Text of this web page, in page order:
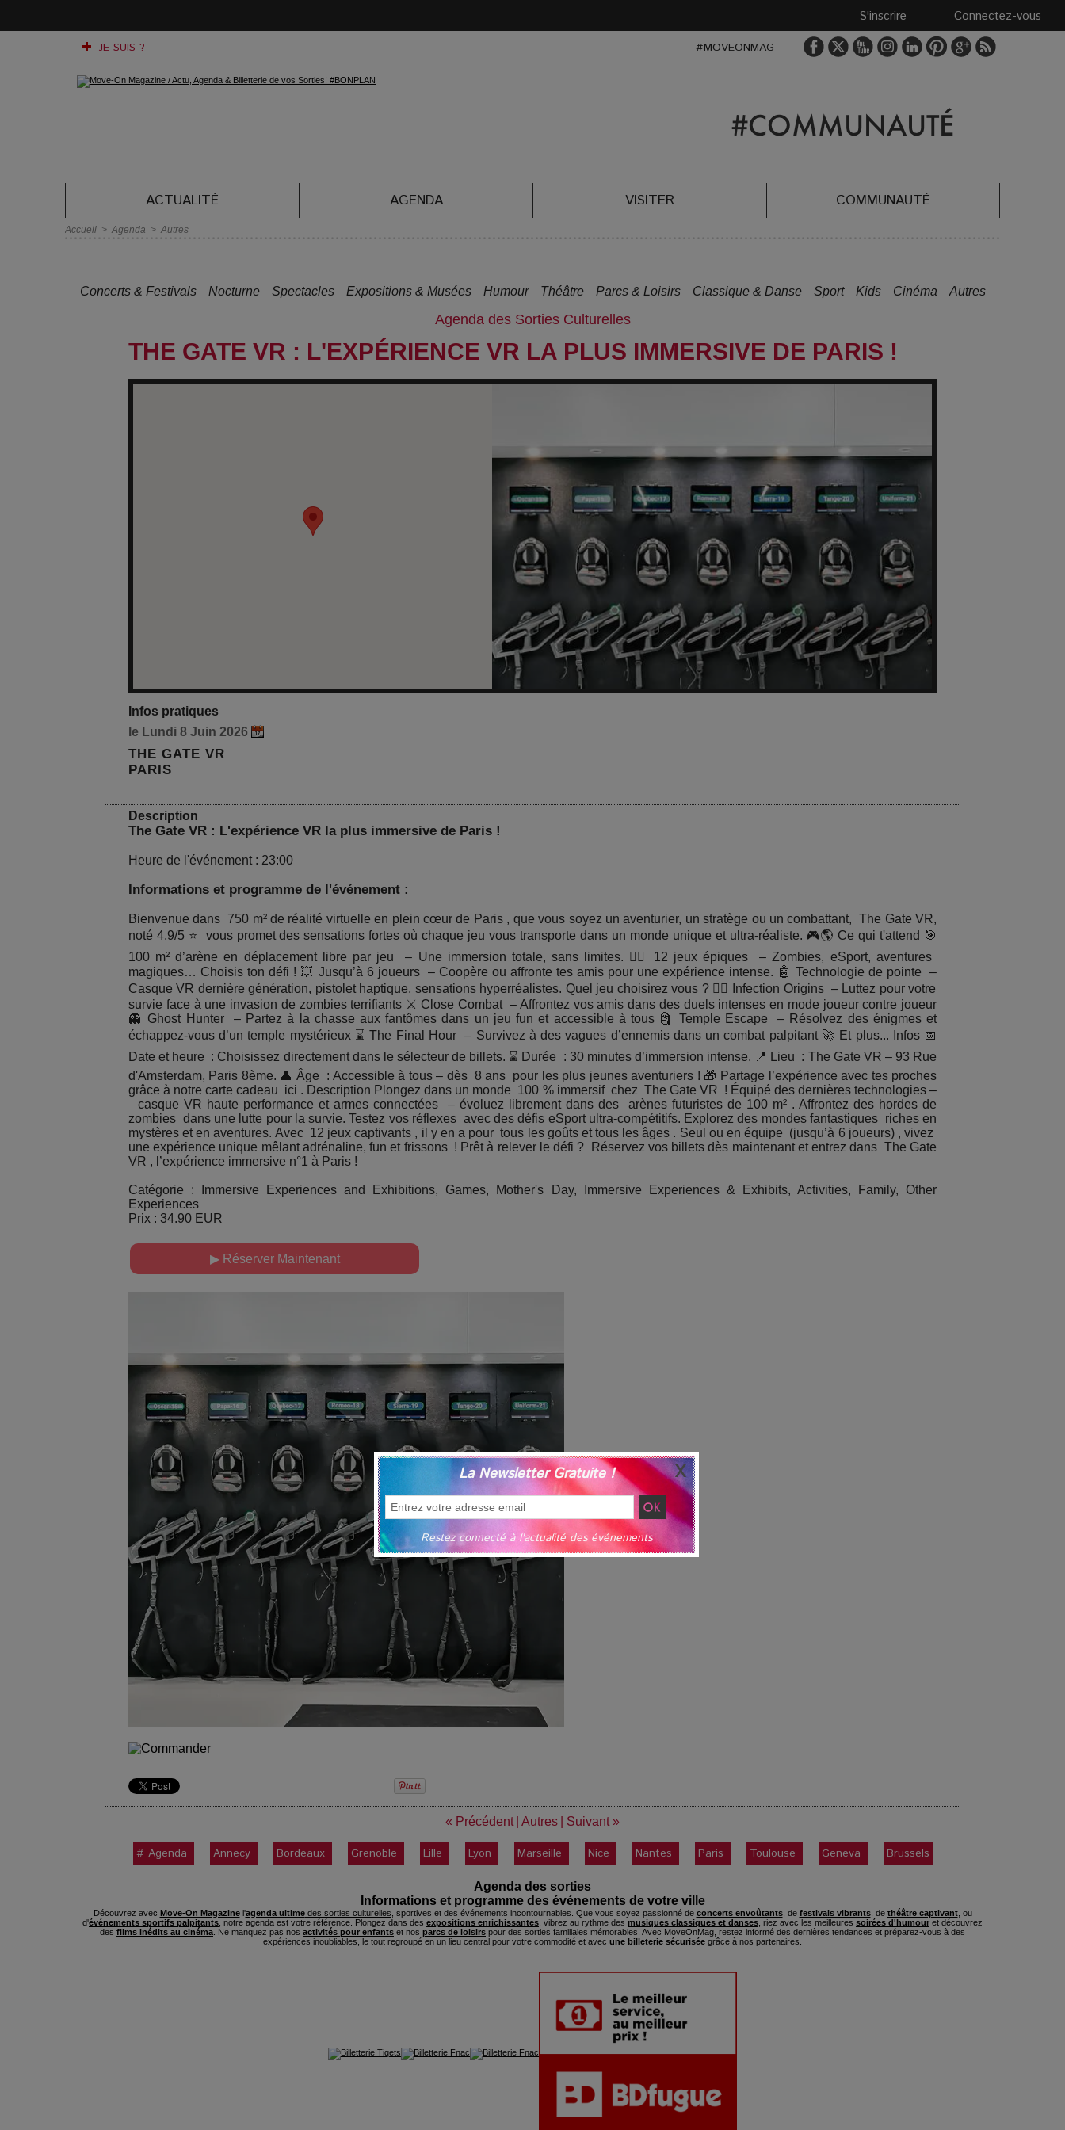
Connectez-vous
S'inscrire
JE SUIS ? #MOVEONMAG
ACTUALITÉ AGENDA VISITER COMMUNAUTÉ
Accueil > Agenda > Autres
Concerts & Festivals Nocturne Spectacles Expositions & Musées Humour Théâtre Parcs & Loisirs Classique & Danse Sport Kids Cinéma Autres
Agenda des Sorties Culturelles
THE GATE VR : L'EXPÉRIENCE VR LA PLUS IMMERSIVE DE PARIS !
Infos pratiques
le Lundi 8 Juin 2026
THE GATE VR
PARIS
Description
The Gate VR : L'expérience VR la plus immersive de Paris !
Heure de l'événement : 23:00
Informations et programme de l'événement :
Bienvenue dans 750 m² de réalité virtuelle en plein cœur de Paris , que vous soyez un aventurier, un stratège ou un combattant, The Gate VR,
noté 4.9/5 ⭐ vous promet des sensations fortes où chaque jeu vous transporte dans un monde unique et ultra-réaliste. 🎮🌎 Ce qui t'attend 🎯
100 m² d’arène en déplacement libre par jeu – Une immersion totale, sans limites. 🧙‍♂️ 12 jeux épiques – Zombies, eSport, aventures
magiques… Choisis ton défi ! 💥 Jusqu’à 6 joueurs – Coopère ou affronte tes amis pour une expérience intense. 🤖 Technologie de pointe –
Casque VR dernière génération, pistolet haptique, sensations hyperréalistes. Quel jeu choisirez vous ? 🧟‍♂️ Infection Origins – Luttez pour votre
survie face à une invasion de zombies terrifiants ⚔ Close Combat – Affrontez vos amis dans des duels intenses en mode joueur contre joueur
👻 Ghost Hunter – Partez à la chasse aux fantômes dans un jeu fun et accessible à tous 🗿 Temple Escape – Résolvez des énigmes et
échappez-vous d’un temple mystérieux ⌛ The Final Hour – Survivez à des vagues d’ennemis dans un combat palpitant 🚀 Et plus... Infos 📅
Date et heure : Choisissez directement dans le sélecteur de billets. ⌛ Durée : 30 minutes d’immersion intense. 📍 Lieu : The Gate VR – 93 Rue
d'Amsterdam, Paris 8ème. 👤 Âge : Accessible à tous – dès 8 ans pour les plus jeunes aventuriers ! 🎁 Partage l’expérience avec tes proches
grâce à notre carte cadeau ici . Description Plongez dans un monde 100 % immersif chez The Gate VR ! Équipé des dernières technologies –
casque VR haute performance et armes connectées – évoluez librement dans des arènes futuristes de 100 m² . Affrontez des hordes de
zombies dans une lutte pour la survie. Testez vos réflexes avec des défis eSport ultra-compétitifs. Explorez des mondes fantastiques riches en
mystères et en aventures. Avec 12 jeux captivants , il y en a pour tous les goûts et tous les âges . Seul ou en équipe (jusqu’à 6 joueurs) , vivez
une expérience unique mêlant adrénaline, fun et frissons ! Prêt à relever le défi ? Réservez vos billets dès maintenant et entrez dans The Gate
VR , l’expérience immersive n°1 à Paris !
Catégorie : Immersive Experiences and Exhibitions, Games, Mother's Day, Immersive Experiences & Exhibits, Activities, Family, Other
Experiences
Prix : 34.90 EUR
▶ Réserver Maintenant
« Précédent Autres Suivant »
# Agenda Annecy Bordeaux Grenoble Lille Lyon Marseille Nice Nantes Paris Toulouse Geneva Brussels
Agenda des sorties
Informations et programme des événements de votre ville
Découvrez avec Move-On Magazinel'agenda ultimedes sorties culturelles , sportives et des événements incontournables. Que vous soyez passionné de concerts envoûtants, de festivals vibrants, de théâtre captivant, ou
d'événements sportifs palpitants , notre agenda est votre référence. Plongez dans des expositions enrichissantes , vibrez au rythme des musiques classiques et danses , riez avec les meilleures soirées d'humour et découvrez
des films inédits au cinéma . Ne manquez pas nos activités pour enfants et nos parcs de loisirs pour des sorties familiales mémorables. Avec MoveOnMag, restez informé des dernières tendances et préparez-vous à des
expériences inoubliables, le tout regroupé en un lieu central pour votre commodité et avec une billeterie sécurisée grâce à nos partenaires.
La Newsletter Gratuite !
Restez connecté à l'actualité des événements